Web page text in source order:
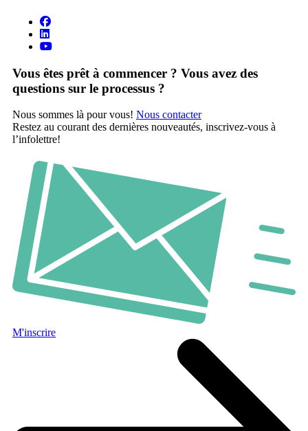
Vous êtes prêt à commencer ? Vous avez des
questions sur le processus ?
Nous sommes là pour vous! Nous contacter
Restez au courant des dernières nouveautés, inscrivez-vous à
l’infolettre!
M'inscrire